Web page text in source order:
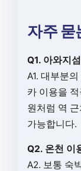
자주 묻
Q1. 아와지
A1. 대부분
카 이용을
원처럼 역
가능합니다.
Q2. 온천 이
A2. 보통 숙